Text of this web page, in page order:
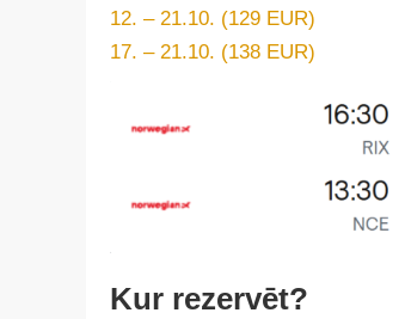
12. – 21.10. (129 EUR)
17. – 21.10. (138 EUR)
Kur rezervēt?